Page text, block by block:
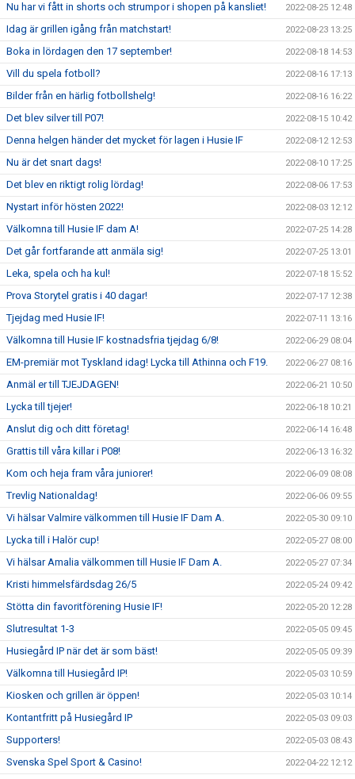
Nu har vi fått in shorts och strumpor i shopen på kansliet! 2022-08-25 12:48
Idag är grillen igång från matchstart! 2022-08-23 13:25
Boka in lördagen den 17 september! 2022-08-18 14:53
Vill du spela fotboll? 2022-08-16 17:13
Bilder från en härlig fotbollshelg! 2022-08-16 16:22
Det blev silver till P07! 2022-08-15 10:42
Denna helgen händer det mycket för lagen i Husie IF 2022-08-12 12:53
Nu är det snart dags! 2022-08-10 17:25
Det blev en riktigt rolig lördag! 2022-08-06 17:53
Nystart inför hösten 2022! 2022-08-03 12:12
Välkomna till Husie IF dam A! 2022-07-25 14:28
Det går fortfarande att anmäla sig! 2022-07-25 13:01
Leka, spela och ha kul! 2022-07-18 15:52
Prova Storytel gratis i 40 dagar! 2022-07-17 12:38
Tjejdag med Husie IF! 2022-07-11 13:16
Välkomna till Husie IF kostnadsfria tjejdag 6/8! 2022-06-29 08:04
EM-premiär mot Tyskland idag! Lycka till Athinna och F19. 2022-06-27 08:16
Anmäl er till TJEJDAGEN! 2022-06-21 10:50
Lycka till tjejer! 2022-06-18 10:21
Anslut dig och ditt företag! 2022-06-14 16:48
Grattis till våra killar i P08! 2022-06-13 16:32
Kom och heja fram våra juniorer! 2022-06-09 08:08
Trevlig Nationaldag! 2022-06-06 09:55
Vi hälsar Valmire välkommen till Husie IF Dam A. 2022-05-30 09:10
Lycka till i Halör cup! 2022-05-27 08:00
Vi hälsar Amalia välkommen till Husie IF Dam A. 2022-05-27 07:34
Kristi himmelsfärdsdag 26/5 2022-05-24 09:42
Stötta din favoritförening Husie IF! 2022-05-20 12:28
Slutresultat 1-3 2022-05-05 09:45
Husiegård IP när det är som bäst! 2022-05-05 09:39
Välkomna till Husiegård IP! 2022-05-03 10:59
Kiosken och grillen är öppen! 2022-05-03 10:14
Kontantfritt på Husiegård IP 2022-05-03 09:03
Supporters! 2022-05-03 08:43
Svenska Spel Sport & Casino! 2022-04-22 12:12